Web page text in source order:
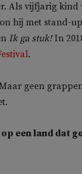
Als vijfjarig kind
hij met stand-
Ik ga stuk!In
.
geen
een land dat